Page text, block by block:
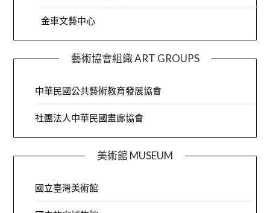
金車文藝中心
藝術協會組織 ART GROUPS
中華民國公共藝術教育發展協會
社團法人中華民國畫廊協會
美術館 MUSEUM
國立臺灣美術館